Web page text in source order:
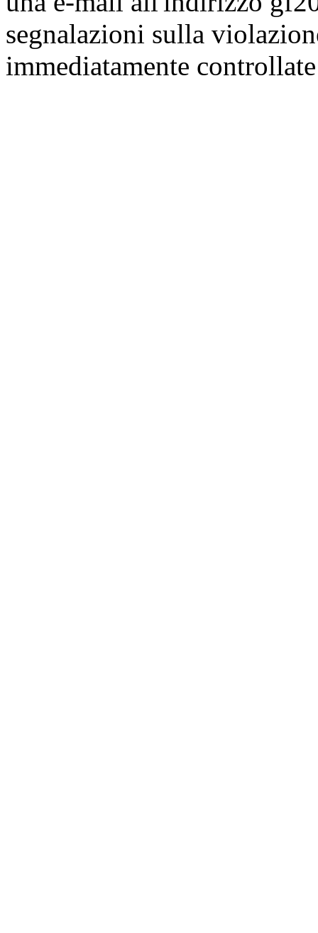
segnalazioni sulla
immediatamente controllate